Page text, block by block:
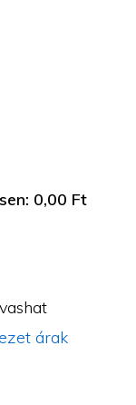
0,00 Ft
árak